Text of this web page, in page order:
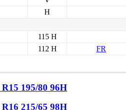
H
115 H
112 H FR
R15 195/80 96H
R16 215/65 98H